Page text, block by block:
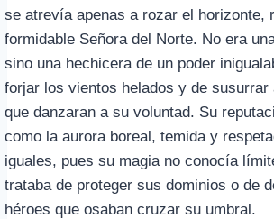
se atrevía apenas a rozar el horizonte,
formidable Señora del Norte. No era
sino una hechicera de un poder
forjar los vientos helados y de susurrar
que danzaran a su voluntad. Su
como la aurora boreal, temida y
iguales, pues su magia no conocía
trataba de proteger sus dominios o de
héroes que osaban cruzar su umbral.